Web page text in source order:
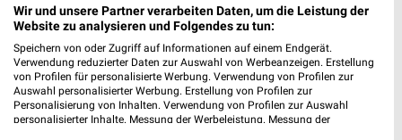
144,88 km
Premio Reifen + Autoservice Leipzig
Volbedingstr. 2
04357 Leipzig
Wir und unsere Partner verarbeiten Daten, um die Leistung der
Website zu analysieren und Folgendes zu tun:
Speichern von oder Zugriff auf Informationen auf einem Endgerät.
Verwendung reduzierter Daten zur Auswahl von Werbeanzeigen. Erstellung
von Profilen für personalisierte Werbung. Verwendung von Profilen zur
Auswahl personalisierter Werbung. Erstellung von Profilen zur
Personalisierung von Inhalten. Verwendung von Profilen zur Auswahl
personalisierter Inhalte. Messung der Werbeleistung. Messung der